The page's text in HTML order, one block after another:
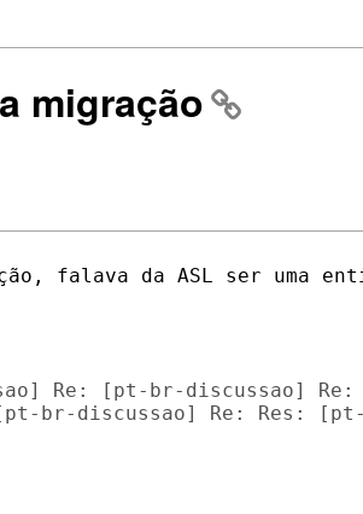
migração
falava da ASL ser uma
Re: [pt-br-discussao]
br-discussao] Re: Res: